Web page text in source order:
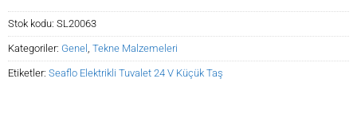
Stok kodu: SL20063
Kategoriler: Genel , Tekne Malzemeleri
Etiketler: Seaflo Elektrikli Tuvalet 24 V Küçük Taş